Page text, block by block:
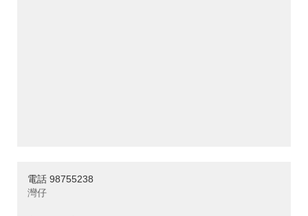
電話 98755238
灣仔